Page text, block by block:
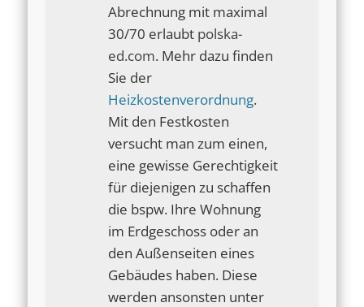
Abrechnung mit maximal
30/70 erlaubt polska-
ed.com. Mehr dazu finden
Sie der
Heizkostenverordnung.
Mit den Festkosten
versucht man zum einen,
eine gewisse Gerechtigkeit
für diejenigen zu schaffen
die bspw. Ihre Wohnung
im Erdgeschoss oder an
den Außenseiten eines
Gebäudes haben. Diese
werden ansonsten unter